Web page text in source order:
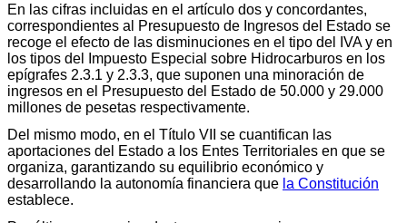
En las cifras incluidas en el artículo dos y concordantes,
correspondientes al Presupuesto de Ingresos del Estado se
recoge el efecto de las disminuciones en el tipo del IVA y en
los tipos del Impuesto Especial sobre Hidrocarburos en los
epígrafes 2.3.1 y 2.3.3, que suponen una minoración de
ingresos en el Presupuesto del Estado de 50.000 y 29.000
millones de pesetas respectivamente.
Del mismo modo, en el Título VII se cuantifican las
aportaciones del Estado a los Entes Territoriales en que se
organiza, garantizando su equilibrio económico y
desarrollando la autonomía financiera que la Constitución
establece.